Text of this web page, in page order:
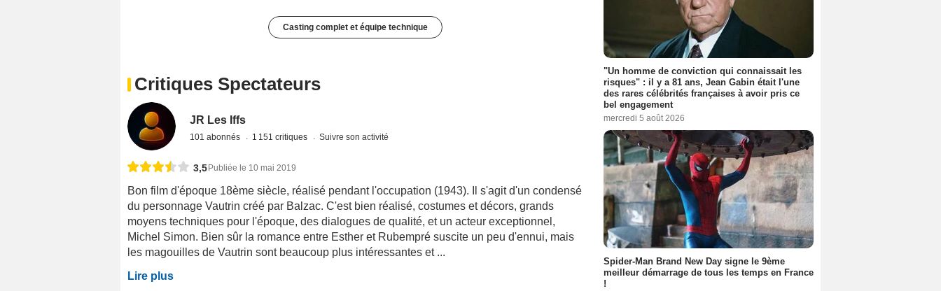
Casting complet et équipe technique
Critiques Spectateurs
JR Les Iffs
101 abonnés 1 151 critiques Suivre son activité
3,5Publiée le 10 mai 2019
Bon film d'époque 18ème siècle, réalisé pendant l'occupation (1943). Il s'agit d'un condensé
du personnage Vautrin créé par Balzac. C'est bien réalisé, costumes et décors, grands
moyens techniques pour l'époque, des dialogues de qualité, et un acteur exceptionnel,
Michel Simon. Bien sûr la romance entre Esther et Rubempré suscite un peu d'ennui, mais
les magouilles de Vautrin sont beaucoup plus intéressantes et ...
Lire plus
"Un homme de conviction qui connaissait les
risques" : il y a 81 ans, Jean Gabin était l'une
des rares célébrités françaises à avoir pris ce
bel engagement
mercredi 5 août 2026
Spider-Man Brand New Day signe le 9ème
meilleur démarrage de tous les temps en France
!